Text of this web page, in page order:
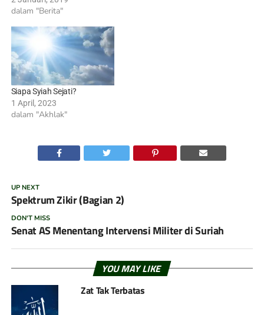
dalam "Berita"
Siapa Syiah Sejati?
1 April, 2023
dalam "Akhlak"
UP NEXT
Spektrum Zikir (Bagian 2)
DON'T MISS
Senat AS Menentang Intervensi Militer di Suriah
YOU MAY LIKE
Zat Tak Terbatas